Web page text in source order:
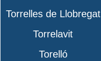
Torrelles de Llobregat
Torrelavit
Torelló